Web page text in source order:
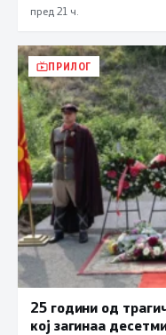
пред 21 ч.
ПРИЛОГ
25 години од
кој загинаа